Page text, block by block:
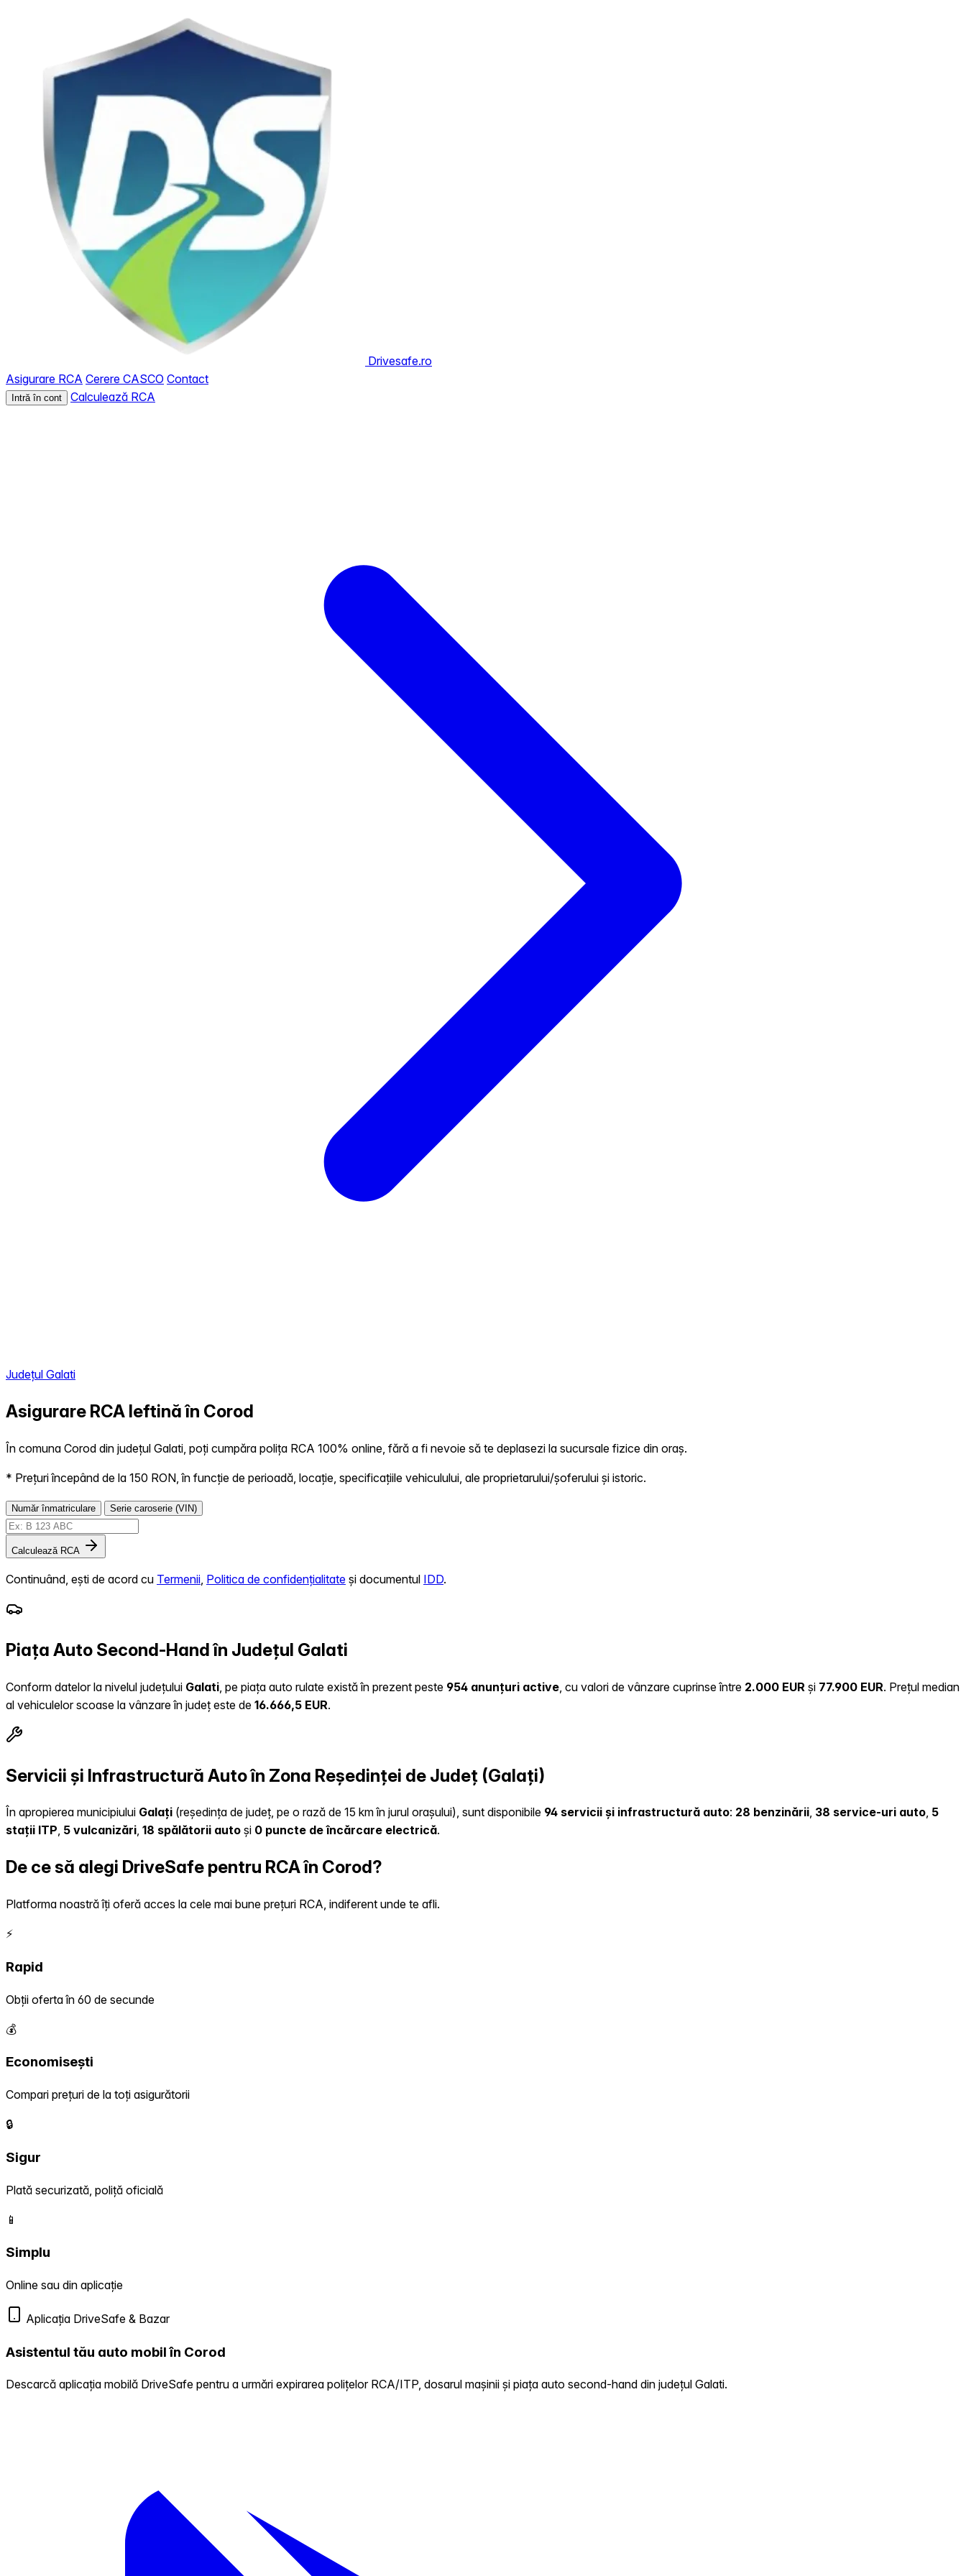
Drivesafe.ro
Asigurare RCA Cerere CASCO Contact
Intră în cont Calculează RCA
Județul Galati
Asigurare RCA Ieftină în Corod
În comuna Corod din județul Galati, poți cumpăra polița RCA 100% online, fără a fi nevoie să te deplasezi la sucursale fizice din oraș.
* Prețuri începând de la 150 RON, în funcție de perioadă, locație, specificațiile vehiculului, ale proprietarului/șoferului și istoric.
Număr înmatriculare Serie caroserie (VIN)
Calculează RCA
Continuând, ești de acord cu Termenii Politica de confidențialitate și documentul IDD.
Piața Auto Second-Hand în Județul Galati
Conform datelor la nivelul județului Galati , pe piața auto rulate există în prezent peste 954 anunțuri active , cu valori de vânzare cuprinse între 2.000 EUR și 77.900 EUR. Prețul median
al vehiculelor scoase la vânzare în județ este de 16.666,5 EUR.
Servicii și Infrastructură Auto în Zona Reședinței de Județ (Galați)
În apropierea municipiului Galați (reședința de județ, pe o rază de 15 km în jurul orașului), sunt disponibile 94 servicii și infrastructură auto: 28 benzinării, 38 service-uri auto, 5
stații ITP, 5 vulcanizări, 18 spălătorii auto și 0 puncte de încărcare electrică.
De ce să alegi DriveSafe pentru RCA în Corod?
Platforma noastră îți oferă acces la cele mai bune prețuri RCA, indiferent unde te afli.
⚡
Rapid
Obții oferta în 60 de secunde
💰
Economisești
Compari prețuri de la toți asigurătorii
🔒
Sigur
Plată securizată, poliță oficială
📱
Simplu
Online sau din aplicație
Aplicația DriveSafe & Bazar
Asistentul tău auto mobil în Corod
Descarcă aplicația mobilă DriveSafe pentru a urmări expirarea polițelor RCA/ITP, dosarul mașinii și piața auto second-hand din județul Galati.